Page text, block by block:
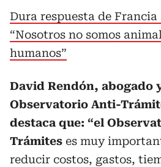
Dura respuesta de Francia
“Nosotros no somos
humanos”
David Rendón, abogado
Observatorio Anti-
destaca que: “el
Trámites es muy
reducir costos, gastos,